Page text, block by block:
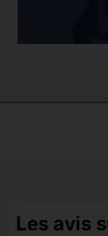
Les avis